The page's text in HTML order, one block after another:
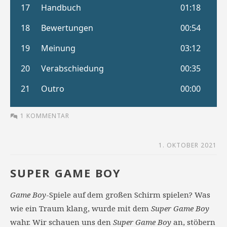
1 KOMMENTAR
1. OKTOBER 2021
SUPER GAME BOY
Game Boy-Spiele auf dem großen Schirm spielen? Was
wie ein Traum klang, wurde mit dem Super Game Boy
wahr. Wir schauen uns den Super Game Boy an, stöbern